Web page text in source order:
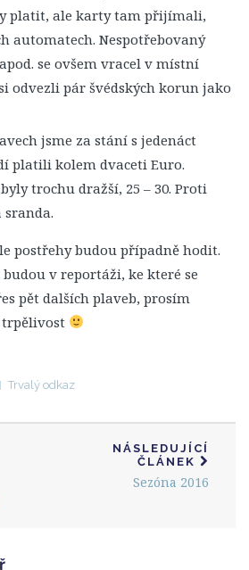
platit, ale karty tam přijímali,
automatech. Nespotřebovaný
se ovšem vracel v místní
odvezli pár švédských korun jako
jsme za stání s jedenáct
platili kolem dvaceti Euro.
trochu dražší, 25 – 30. Proti
sranda.
postřehy budou případně hodit.
v reportáži, ke které se
pět dalších plaveb, prosím
trpělivost
Trvalý odkaz
NÁSLEDUJÍCÍ
ČLÁNEK
Sezóna 2016